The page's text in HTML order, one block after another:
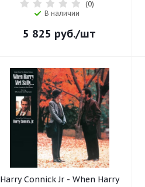
(0)
В наличии
5 825 руб./шт
Harry Connick Jr - When Harry